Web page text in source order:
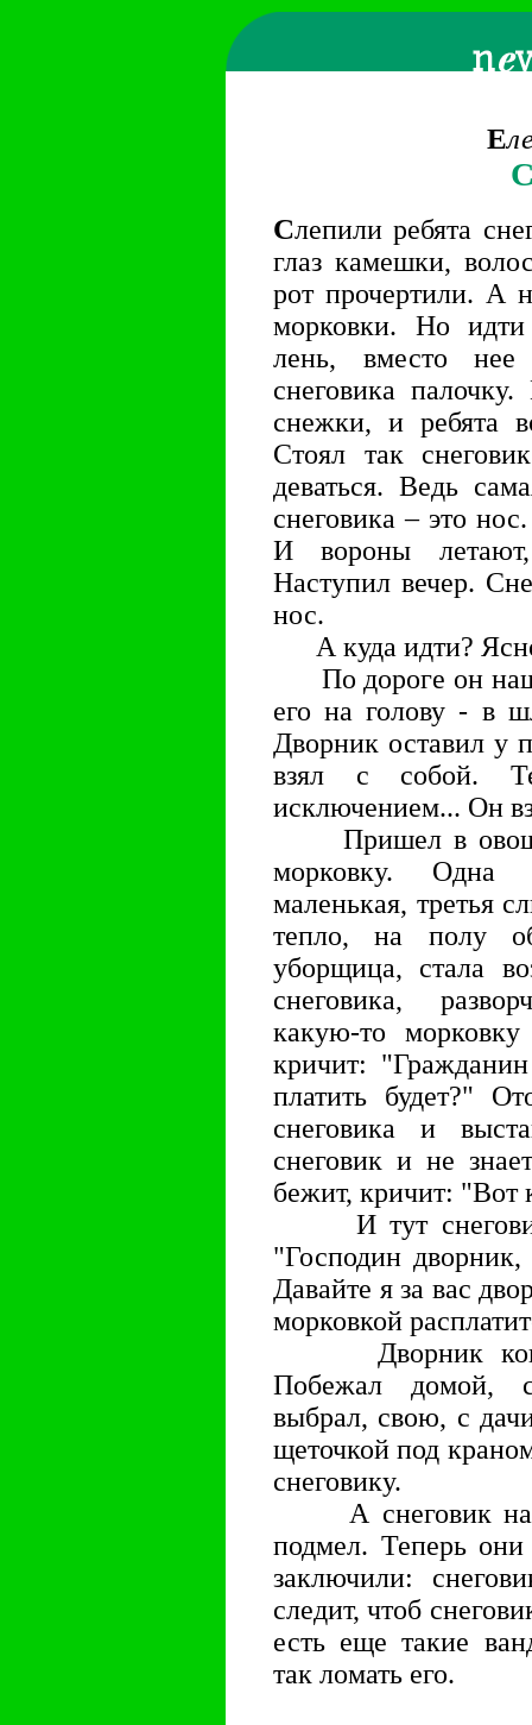
Е
Слепили ребята
глаз камешки,
рот прочертили. А
морковки. Но
лень, вместо
снеговика
снежки, и ребята
Стоял так
деваться. Ведь
снеговика – это
И вороны
Наступил вечер.
нос.
А куда идти?
По дороге он
его на голову - в
Дворник оставил у
взял с собой.
исключением... Он
Пришел в
морковку. Одна
маленькая, третья
тепло, на полу
уборщица, стала
снеговика,
какую-то
кричит:
платить будет?"
снеговика и
снеговик и не
бежит, кричит: "Вот
И тут
"Господин
Давайте я за вас
морковкой
Дворник
Побежал домой,
выбрал, свою, с
щеточкой под
снеговику.
А снеговик на
подмел. Теперь
заключили:
следит, чтоб
есть еще такие
так ломать его.